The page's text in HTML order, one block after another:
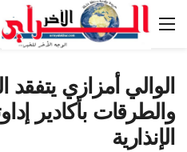
الوالي أمزازي يتفقد
والطرقات بأكادير
الإنذارية